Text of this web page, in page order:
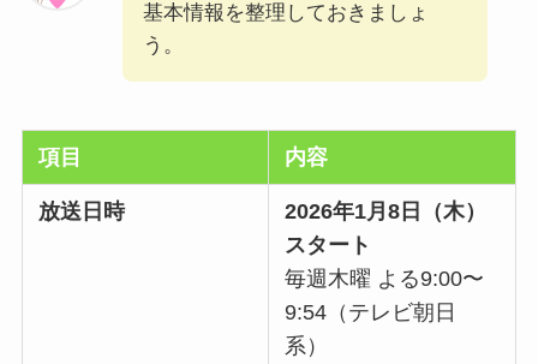
基本情報を整理しておきましょ
う。
項目 内容
放送日時
2026年1月8日（木）
スタート
毎週木曜 よる9:00〜
9:54（テレビ朝日
系）